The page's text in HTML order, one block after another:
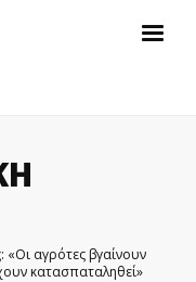
«Οι αγρότες βγαίνουν
κατασπαταληθεί»